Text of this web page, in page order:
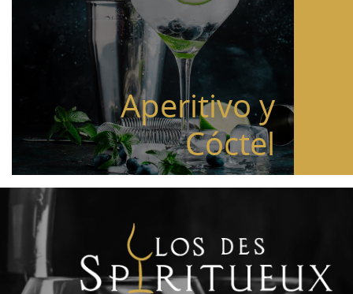
Aperitivo y
Cóctel